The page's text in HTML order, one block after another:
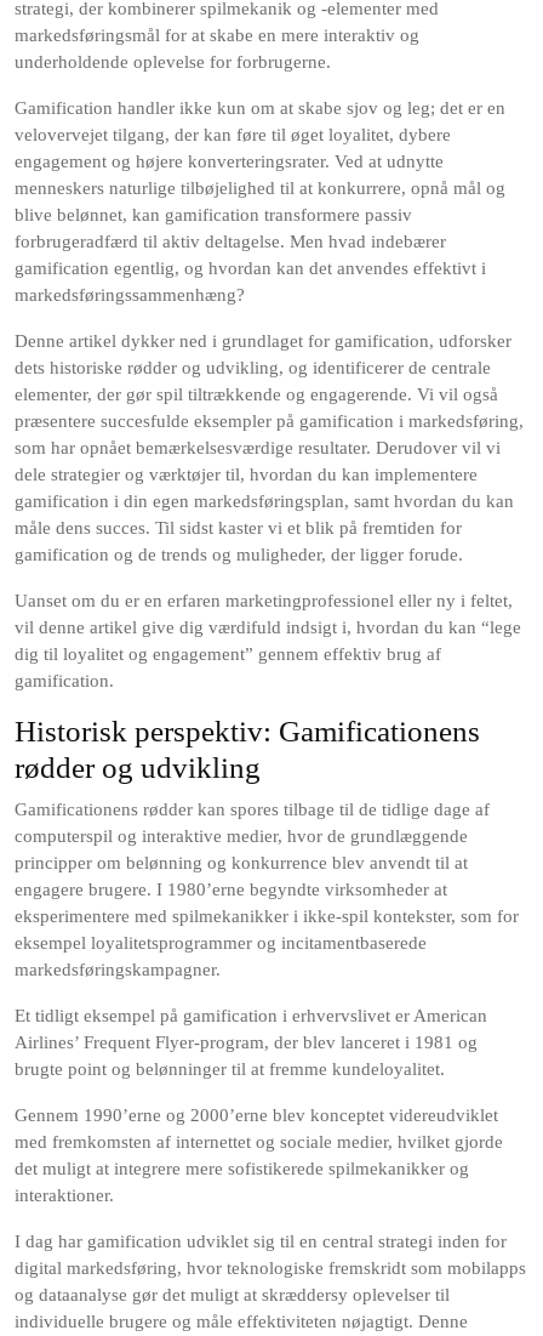
strategi, der kombinerer spilmekanik og -elementer med
markedsføringsmål for at skabe en mere interaktiv og
underholdende oplevelse for forbrugerne.
Gamification handler ikke kun om at skabe sjov og leg; det er en
velovervejet tilgang, der kan føre til øget loyalitet, dybere
engagement og højere konverteringsrater. Ved at udnytte
menneskers naturlige tilbøjelighed til at konkurrere, opnå mål og
blive belønnet, kan gamification transformere passiv
forbrugeradfærd til aktiv deltagelse. Men hvad indebærer
gamification egentlig, og hvordan kan det anvendes effektivt i
markedsføringssammenhæng?
Denne artikel dykker ned i grundlaget for gamification, udforsker
dets historiske rødder og udvikling, og identificerer de centrale
elementer, der gør spil tiltrækkende og engagerende. Vi vil også
præsentere succesfulde eksempler på gamification i markedsføring,
som har opnået bemærkelsesværdige resultater. Derudover vil vi
dele strategier og værktøjer til, hvordan du kan implementere
gamification i din egen markedsføringsplan, samt hvordan du kan
måle dens succes. Til sidst kaster vi et blik på fremtiden for
gamification og de trends og muligheder, der ligger forude.
Uanset om du er en erfaren marketingprofessionel eller ny i feltet,
vil denne artikel give dig værdifuld indsigt i, hvordan du kan “lege
dig til loyalitet og engagement” gennem effektiv brug af
gamification.
Historisk perspektiv: Gamificationens
rødder og udvikling
Gamificationens rødder kan spores tilbage til de tidlige dage af
computerspil og interaktive medier, hvor de grundlæggende
principper om belønning og konkurrence blev anvendt til at
engagere brugere. I 1980’erne begyndte virksomheder at
eksperimentere med spilmekanikker i ikke-spil kontekster, som for
eksempel loyalitetsprogrammer og incitamentbaserede
markedsføringskampagner.
Et tidligt eksempel på gamification i erhvervslivet er American
Airlines’ Frequent Flyer-program, der blev lanceret i 1981 og
brugte point og belønninger til at fremme kundeloyalitet.
Gennem 1990’erne og 2000’erne blev konceptet videreudviklet
med fremkomsten af internettet og sociale medier, hvilket gjorde
det muligt at integrere mere sofistikerede spilmekanikker og
interaktioner.
I dag har gamification udviklet sig til en central strategi inden for
digital markedsføring, hvor teknologiske fremskridt som mobilapps
og dataanalyse gør det muligt at skræddersy oplevelser til
individuelle brugere og måle effektiviteten nøjagtigt. Denne